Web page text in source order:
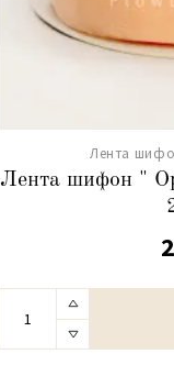
Лента
Лента шифон "